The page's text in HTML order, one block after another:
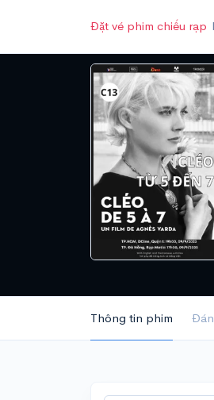
Đặt vé phim chiếu rạp
Thông tin phim